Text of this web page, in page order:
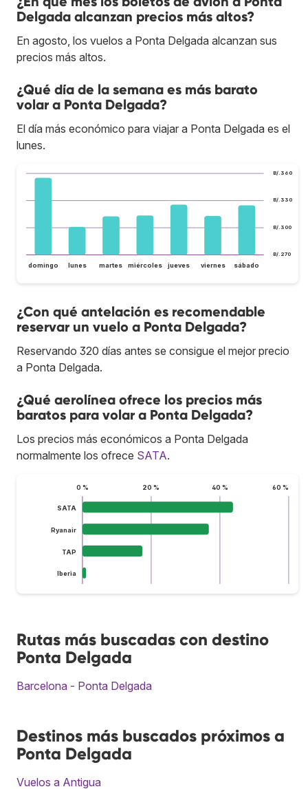
Delgada alcanzan precios más altos?
En agosto, los vuelos a Ponta Delgada alcanzan sus
precios más altos.
¿Qué día de la semana es más barato
volar a Ponta Delgada?
El día más económico para viajar a Ponta Delgada es el
lunes.
B/.270
B/.300
B/.330
B/.360
domingo lunes martes miércoles jueves viernes sábado
¿Con qué antelación es recomendable
reservar un vuelo a Ponta Delgada?
Reservando 320 días antes se consigue el mejor precio
a Ponta Delgada.
¿Qué aerolínea ofrece los precios más
baratos para volar a Ponta Delgada?
Los precios más económicos a Ponta Delgada
normalmente los ofrece SATA.
0 % 20 % 40 % 60 %
SATA
Ryanair
TAP
Iberia
Rutas más buscadas con destino
Ponta Delgada
Barcelona - Ponta Delgada
Destinos más buscados próximos a
Ponta Delgada
Vuelos a Antigua